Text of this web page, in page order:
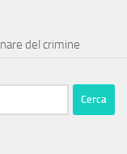
del crimine